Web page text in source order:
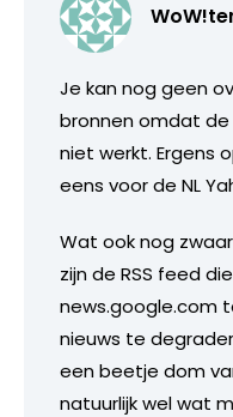
Je kan nog geen
bronnen omdat
niet werkt. Ergens
eens voor de NL
Wat ook nog
zijn de RSS feed
news.google.com
nieuws te
een beetje dom
natuurlijk wel wat